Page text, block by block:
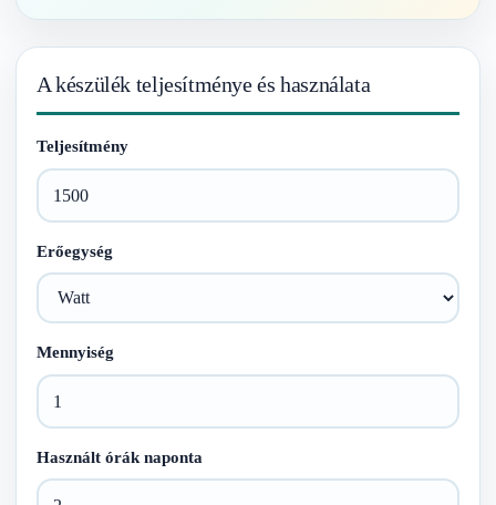
A készülék teljesítménye és használata
Teljesítmény
Erőegység
Mennyiség
Használt órák naponta